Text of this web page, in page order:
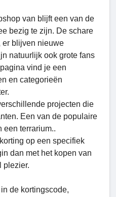
van blijft een van de
bezig te zijn. De schare
er blijven nieuwe
natuurlijk ook grote fans
vind je een
en categorieën
projecten die
Een van de populaire
een terrarium..
op een specifiek
dan met het kopen van
plezier.
de kortingscode,